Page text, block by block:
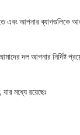
এবং আপনার ব্যাগগুলিকে
দল আপনার নির্দিষ্ট
মধ্যে রয়েছেঃ